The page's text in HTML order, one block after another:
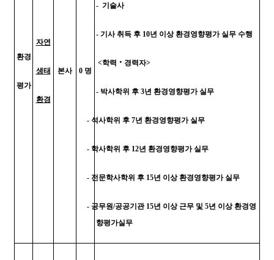
환경
평가
자연
생태
환경
본사 0 명
-기술사
-기사 취득 후 10년 이상 환경영향평가 실무 수행
<학력 ‧ 경력자>
- 박사학위 후3년 환경영향평가 실무
-석사학위 후7년 환경영향평가 실무
- 학사학위 후 12년 환경영향평가 실무
- 전문학사학위 후 15년 이상 환경영향평가 실무
- 공무원/공공기관 15년 이상 근무 및5년 이상 환경영
향평가실무